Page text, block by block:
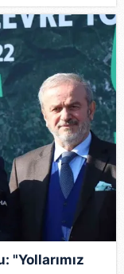
"Yollarımız